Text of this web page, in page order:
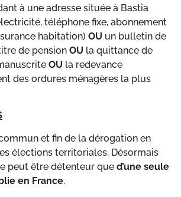
à une adresse située à Bastia
téléphone fixe, abonnement
habitation) OU un bulletin de
de pension OU la quittance de
OU la redevance
des ordures ménagères la plus
et fin de la dérogation en
élections territoriales. Désormais
peut être détenteur que d’une seule
en France.